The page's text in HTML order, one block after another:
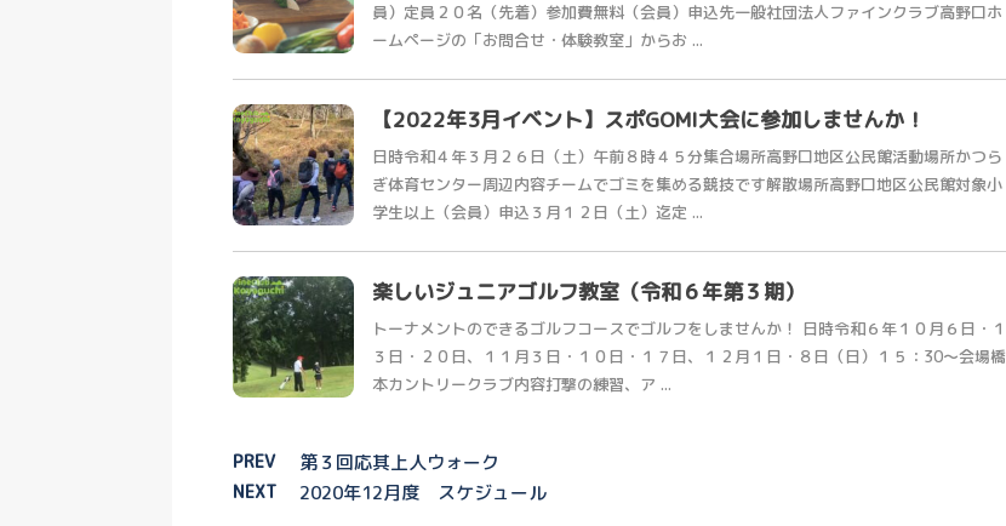
員）定員２０名（先着）参加費無料（会員）申込先一般社団法人ファインクラブ高野口ホ
ームページの「お問合せ・体験教室」からお ...
【2022年3月イベント】スポGOMI大会に参加しませんか！
日時令和４年３月２６日（土）午前８時４５分集合場所高野口地区公民館活動場所かつら
ぎ体育センター周辺内容チームでゴミを集める競技です解散場所高野口地区公民館対象小
学生以上（会員）申込３月１２日（土）迄定 ...
楽しいジュニアゴルフ教室（令和６年第３期）
トーナメントのできるゴルフコースでゴルフをしませんか！ 日時令和６年１０月６日・１
３日・２０日、１１月３日・１０日・１７日、１２月１日・８日（日）１５：30～会場橋
本カントリークラブ内容打撃の練習、ア ...
PREV 第３回応其上人ウォーク
NEXT 2020年12月度 スケジュール